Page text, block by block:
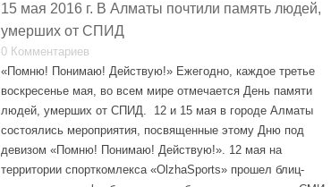
15 мая 2016 г. В Алматы почтили память людей,
умерших от СПИД
0 Комментариев
«Помню! Понимаю! Действую!» Ежегодно, каждое третье
воскресенье мая, во всем мире отмечается День памяти
людей, умерших от СПИД. 12 и 15 мая в городе Алматы
состоялись мероприятия, посвященные этому Дню под
девизом «Помню! Понимаю! Действую!». 12 мая на
территории спорткомлекса «OlzhaSports» прошел блиц-